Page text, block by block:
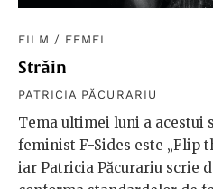
FILM / FEMEI
Străin
PATRICIA PĂCURARIU
Tema ultimei luni a acestui
feminist F-Sides este „Flip
iar Patricia Păcurariu scrie